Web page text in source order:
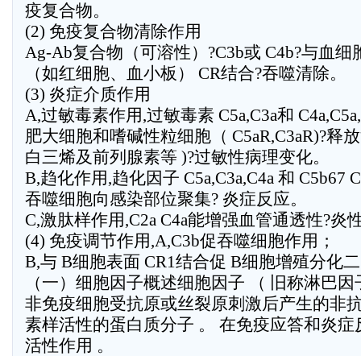
疫复合物。
(2) 免疫复合物清除作用
Ag-Ab复合物（可溶性）?C3b或 C4b?与血细
（如红细胞、血小板） CR结合?吞噬清除。
(3) 炎症介质作用
A,过敏毒素作用,过敏毒素 C5a,C3a和
肥大细胞和嗜碱性粒细胞（ C5aR,C3aR)?释
白三烯及前列腺素等 )?过敏性病理变化。
B,趋化作用,趋化因子 C5a,C3a,C4a 和 C5b67
吞噬细胞向感染部位聚集? 炎症反应。
C,激肽样作用,C2a C4a能增强血管通透性?炎
(4) 免疫调节作用,A,C3b促吞噬细胞作用；
B,与 B细胞表面 CR1结合促 B细胞增殖分化
（一）细胞因子概述细胞因子 （ 旧称淋巴
非免疫细胞受抗原或丝裂原刺激后产生的非
素样活性的蛋白质分子 。 在免疫应答和炎
活性作用 。